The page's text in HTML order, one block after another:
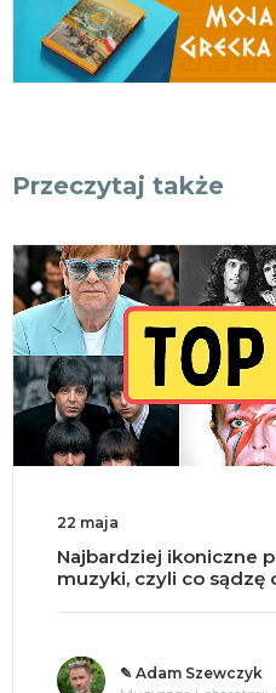
Przeczytaj także
22 maja
Najbardziej ikoniczne
muzyki, czyli co sądzę
✎ Adam Szewczyk